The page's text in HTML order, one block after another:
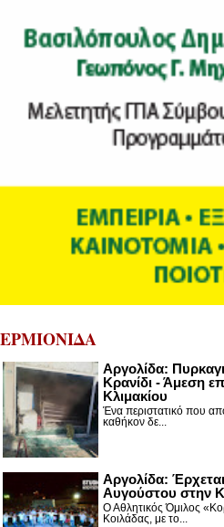
ΕΡΜΙΟΝΙΔΑ
Αργολίδα:
Κρανίδι - Άμεση
Κλιμακίου
Ένα περιστατικό που
καθήκον δε...
Αργολίδα:
Αυγούστου στην
Ο Αθλητικός Όμιλος
Κοιλάδας, με το...